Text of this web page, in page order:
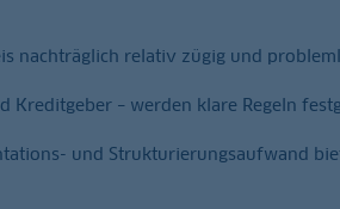
nachträglich relativ zügig und
Kreditgeber – werden klare Regeln
und Strukturierungsaufwand